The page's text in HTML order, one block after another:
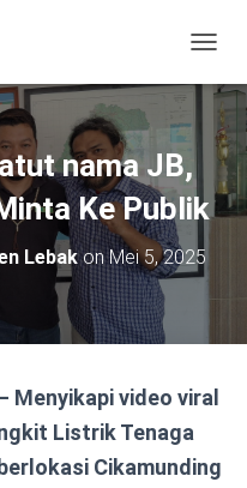
nama JB,
Ke Publik
LebakonMei 5, 2025
Menyikapi video viral
Listrik Tenaga
Cikamunding